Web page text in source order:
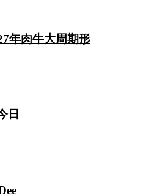
年肉牛大周期形
日